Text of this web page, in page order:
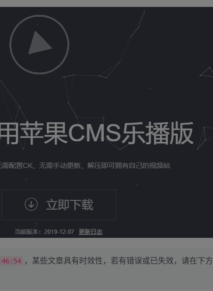
，某些文章具有时效性，若有错误或已失效，请在下方